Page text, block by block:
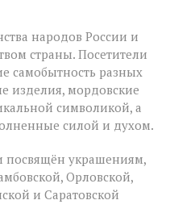
народов России и
страны. Посетители
самобытность разных
изделия, мордовские
символикой, а
силой и духом.
посвящён украшениям,
Орловской,
и Саратовской